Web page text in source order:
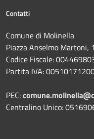
Contatti
Comune di Molinella
Piazza Anselmo Martoni,
Codice Fiscale:
Partita IVA:
PEC:
Centralino Unico: